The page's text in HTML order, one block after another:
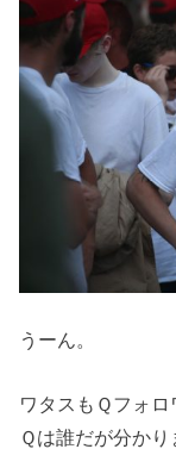
うーん。
ワタスもＱフォロ
Ｑは誰だが分か